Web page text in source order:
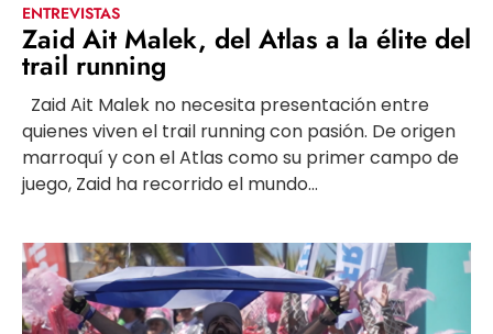
ENTREVISTAS
Zaid Ait Malek, del Atlas a la élite del
trail running
Zaid Ait Malek no necesita presentación entre
quienes viven el trail running con pasión. De origen
marroquí y con el Atlas como su primer campo de
juego, Zaid ha recorrido el mundo...